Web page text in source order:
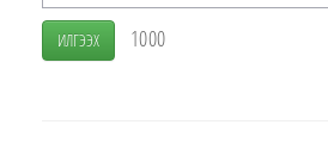
ИЛГЭЭХ 1000